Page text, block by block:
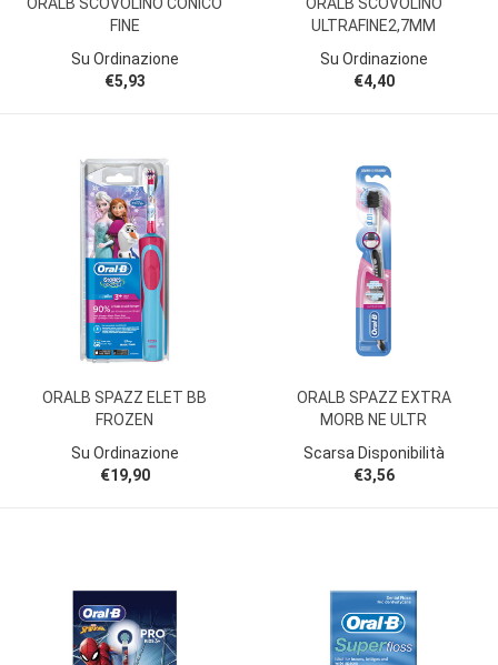
FINE
Su Ordinazione
€5,93
ULTRAFINE2,7MM
Su Ordinazione
€4,40
ORALB SPAZZ ELET BB
FROZEN
Su Ordinazione
€19,90
ORALB SPAZZ EXTRA
MORB NE ULTR
Scarsa Disponibilità
€3,56